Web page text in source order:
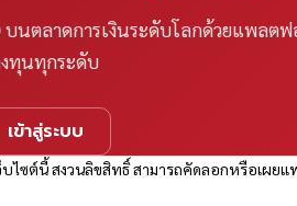
นตลาดการเงินระดับโลกด้วยแพลตฟ
ทุนทุกระดับ
เข้าสู่ระบบ
ไซต์นี้ สงวนลิขสิทธิ์ สามารถคัดลอกหรือเผ